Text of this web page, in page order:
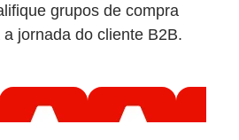
grupos de compra
jornada do cliente B2B.